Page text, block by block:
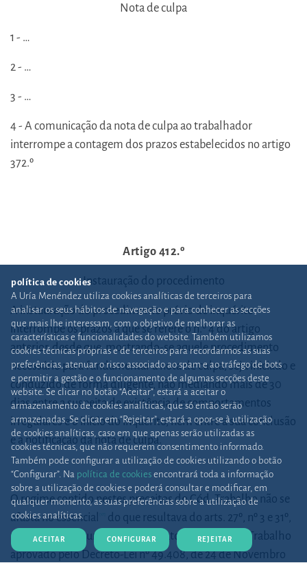
Nota de culpa
1 - …
2 - …
3 - …
4 - A comunicação da nota de culpa ao trabalhador
interrompe a contagem dos prazos estabelecidos no artigo
372.º
Artigo 412.º
Instauração do procedimento
A instauração do procedimento prévio de inquérito
interrompe os prazos a que se refere o n.º 4 do artigo
anterior, desde que, mostrando-se aquele procedimento
necessário para fundamentar a nota de culpa, seja iniciado e
conduzido de forma diligente, não mediando mais de 30
dias entre a suspeita de existência de comportamentos
irregulares e o início do inquérito, nem entre a sua conclusão
e a notificação da nota de culpa.
O regime contido nestes preceitos do Cód. Trabalho não se
afasta no essencial
do que resultava do arts. 27º, nº 3 e 31º,
nº 1 do Regime Jurídico do Contrato Individual de Trabalho
aprovado pelo Decreto-Lei nº 49.408, de 24 de Novembro
política de cookies
A Uría Menéndez utiliza cookies analíticas de terceiros para
analisar os seus hábitos de navegação e para conhecer as secções
que mais lhe interessam, com o objetivo de melhorar as
características e funcionalidades do website. Também utilizamos
cookies técnicas próprias e de terceiros para recordarmos as suas
preferências, atenuar o risco associado ao spam e ao tráfego de bots
e permitir a gestão e o funcionamento de algumas secções deste
website. Se clicar no botão “Aceitar”, estará a aceitar o
armazenamento de cookies analíticas, que só então serão
armazenadas. Se clicar em “Rejeitar”, estará a opor-se à utilização
de cookies analíticas, caso em que apenas serão utilizadas as
cookies técnicas, que não requerem consentimento informado.
Também pode configurar a utilização de cookies utilizando o botão
“Configurar”. Na política de cookies encontrará toda a informação
sobre a utilização de cookies e poderá consultar e modificar, em
qualquer momento, as suas preferências sobre a utilização de
cookies analíticas.
ACEITAR CONFIGURAR REJEITAR